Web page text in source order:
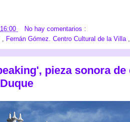
16:00
No hay comentarios :
, Fernán Gómez. Centro Cultural de la Villa ,
pieza sonora